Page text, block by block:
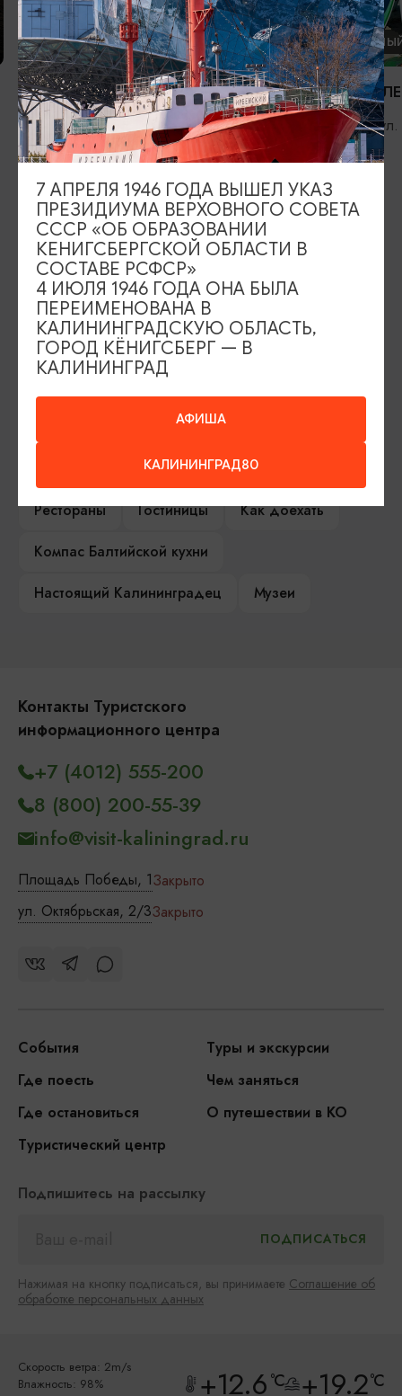
ЭКСТРИМ
Траектория стрел
Калининград, ул. Фрунзе, 28 (этаж
цокольный)
Клуб
Балтийск,
ИЩИТЕ ТАКЖЕ НА НАШЕМ САЙТЕ
Серебряное ожерелье
Туры и экскурсии
Афиша мероприятий
Гиды и экскурсоводы
Достопримечательности
Карты и маршруты
Рестораны
Гостиницы
Как доехать
Компас Балтийской кухни
Настоящий Калининградец
Музеи
Контакты Туристского
информационного центра
Площадь Победы, 1Закрыто
ул. Октябрьская, 2/3Закрыто
+7 (4012) 555-200
8 (800) 200-55-39
info@visit-kaliningrad.ru
События
Туры и экскурсии
Где поесть
Чем заняться
Где остановиться
О путешествии в КО
Туристический центр
Подпишитесь на рассылку
Нажимая на кнопку подписаться, вы принимаете Соглашение об
обработке персональных данных
Скорость ветра: 2m/s
Влажность: 98%
+12.6°C +19.2°C
АФИША
КАЛИНИНГРАД80
7 АПРЕЛЯ 1946 ГОДА ВЫШЕЛ УКАЗ
ПРЕЗИДИУМА ВЕРХОВНОГО СОВЕТА
СССР «ОБ ОБРАЗОВАНИИ
КЕНИГСБЕРГСКОЙ ОБЛАСТИ В
СОСТАВЕ РСФСР»
4 ИЮЛЯ 1946 ГОДА ОНА БЫЛА
ПЕРЕИМЕНОВАНА В
КАЛИНИНГРАДСКУЮ ОБЛАСТЬ,
ГОРОД КЁНИГСБЕРГ — В
КАЛИНИНГРАД